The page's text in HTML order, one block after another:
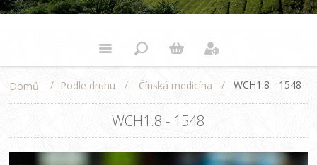
Domů / Podle druhu / Čínská medicína / WCH1.8 - 1548
WCH1.8 - 1548